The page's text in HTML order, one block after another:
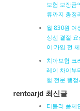
보험 보장금
류까지 총정
월 830원 여
상선 결절·
이·가입 전
치아보험 크
레이 차이부
험 전문 행
rentcarjd 최신글
티볼리 풀체